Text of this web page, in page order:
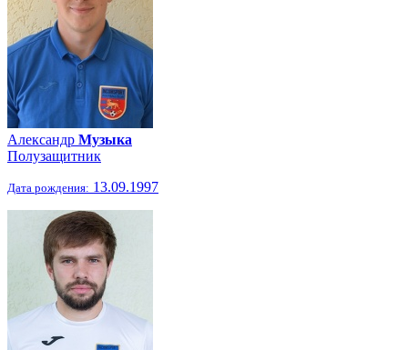
Александр Музыка
Полузащитник
Дата рождения: 13.09.1997